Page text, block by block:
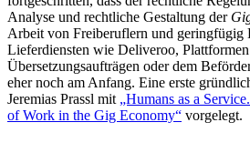
Analyse und rechtliche Gestaltung der
Arbeit von Freiberuflern und geringfügig
Lieferdiensten wie Deliveroo,
Übersetzungsaufträgen oder dem
eher noch am Anfang. Eine erste
Jeremias Prassl mit „Humans as a
of Work in the Gig Economy“ vorgelegt.